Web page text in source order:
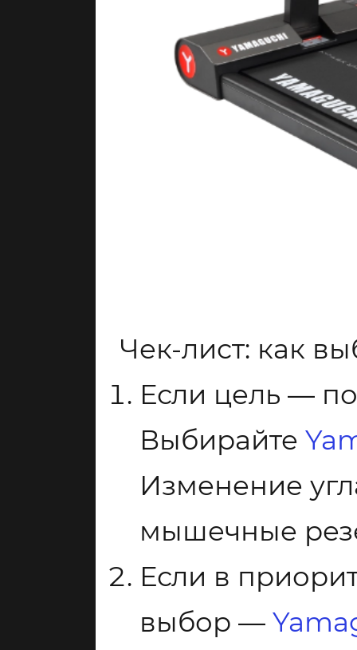
Чек-лист: как
Если цель —
Выбирайте
Изменение
мышечные
Если в
выбор —